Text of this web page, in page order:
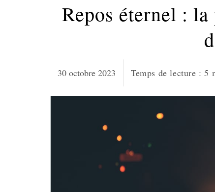
Repos éternel : la
30 octobre 2023 Temps de lecture : 5